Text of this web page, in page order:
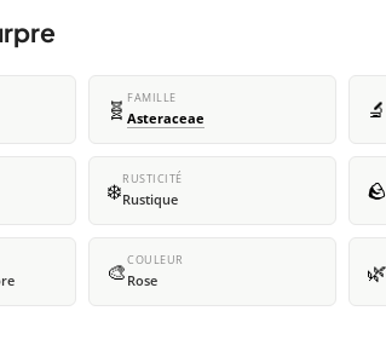
🧬 FAMILLE
Asteraceae 🔬
❄️RUSTICITÉ
Rustique 🪨
🎨COULEUR
Rose 🌿